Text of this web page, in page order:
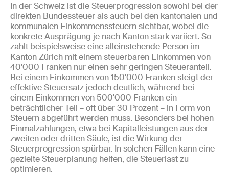
In der Schweiz ist die Steuerprogression sowohl bei der
direkten Bundessteuer als auch bei den kantonalen und
kommunalen Einkommenssteuern sichtbar, wobei die
konkrete Ausprägung je nach Kanton stark variiert. So
zahlt beispielsweise eine alleinstehende Person im
Kanton Zürich mit einem steuerbaren Einkommen von
40'000 Franken nur einen sehr geringen Steueranteil.
Bei einem Einkommen von 150'000 Franken steigt der
effektive Steuersatz jedoch deutlich, während bei
einem Einkommen von 500'000 Franken ein
beträchtlicher Teil – oft über 30 Prozent – in Form von
Steuern abgeführt werden muss. Besonders bei hohen
Einmalzahlungen, etwa bei Kapitalleistungen aus der
zweiten oder dritten Säule, ist die Wirkung der
Steuerprogression spürbar. In solchen Fällen kann eine
gezielte Steuerplanung helfen, die Steuerlast zu
optimieren.